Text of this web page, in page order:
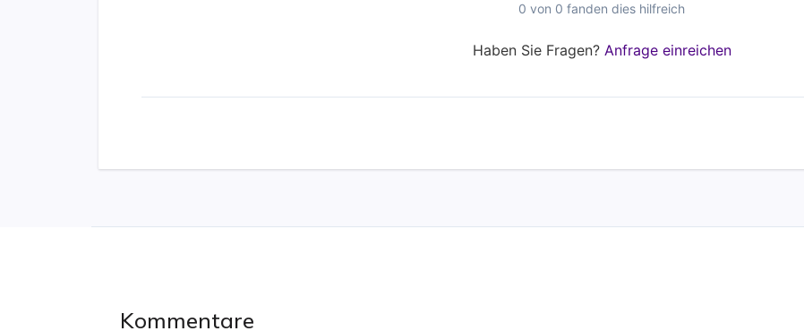
0 von 0 fanden dies hilfreich
Haben Sie Fragen? Anfrage einreichen
Kommentare